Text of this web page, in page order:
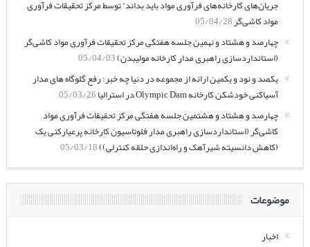
جریان‌های کارخانه‌های فرآوری مواد باید بداند” توسط مرکز تحقیقات فرآوری
مواد کاشی‌گر05/04/28
چهارصد و هشتاد و نهمین جلسه هفتگی مرکز تحقیقات فرآوری مواد کاشی‌گر
(استانداردسازی راهبری مدار کارخانه مولیبدن)05/04/03
یکصد و نود و یکمین ارائه از مجموعه در دنیا چه خبر: رفع گلوگاه های مدار
آسیاکنی خودشکن کارخانه Olympic Dam در استرالیا
05/03/26
چهارصد و هشتاد و هشتمین جلسه هفتگی مرکز تحقیقات فرآوری مواد
کاشی‌گر (استانداردسازی راهبری مدار فلوتاسیون کارخانه پرعیارکنی یک
(کاهش دانسیته شیرآهک و راه‌اندازی حلقه کنترلی))05/03/18
موضوعات
اخبار